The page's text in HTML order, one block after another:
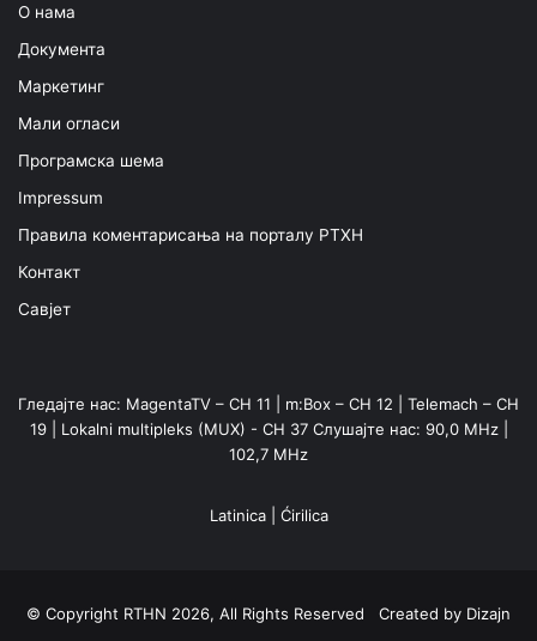
О нама
Документа
Маркетинг
Мали огласи
Програмска шема
Impressum
Правила коментарисања на порталу РТХН
Контакт
Савјет
Гледајте нас: MagentaTV – CH 11 | m:Box – CH 12 | Telemach – CH
19 | Lokalni multipleks (MUX) - CH 37 Слушајте нас: 90,0 MHz |
102,7 MHz
Latinica| Ćirilica
© Copyright RTHN 2026, All Rights Reserved Created by Dizajn